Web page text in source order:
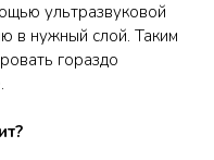
ультразвуковой
в нужный слой. Таким
гораздо